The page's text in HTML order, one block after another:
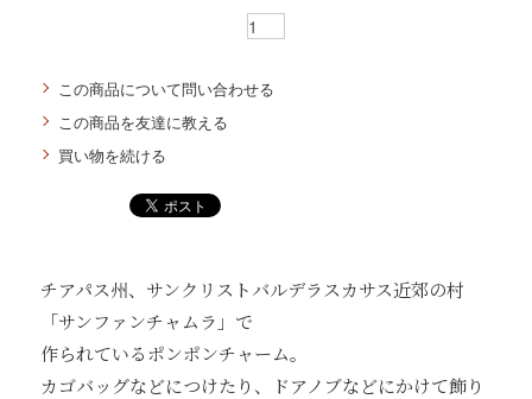
この商品について問い合わせる
この商品を友達に教える
買い物を続ける
チアパス州、サンクリストバルデラスカサス近郊の村
「サンファンチャムラ」で
作られているポンポンチャーム。
カゴバッグなどにつけたり、ドアノブなどにかけて飾り